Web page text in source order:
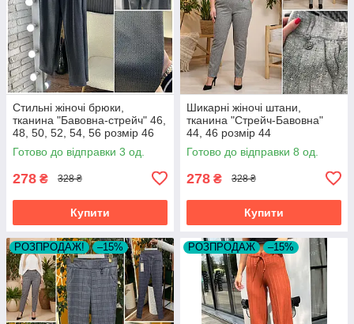
Стильні жіночі брюки,
тканина "Бавовна-стрейч" 46,
48, 50, 52, 54, 56 розмір 46
Готово до відправки 3 од.
278 ₴ 328 ₴
Купити
Шикарні жіночі штани,
тканина "Стрейч-Бавовна"
44, 46 розмір 44
Готово до відправки 8 од.
278 ₴ 328 ₴
Купити
РОЗПРОДАЖ! –15% РОЗПРОДАЖ –15%